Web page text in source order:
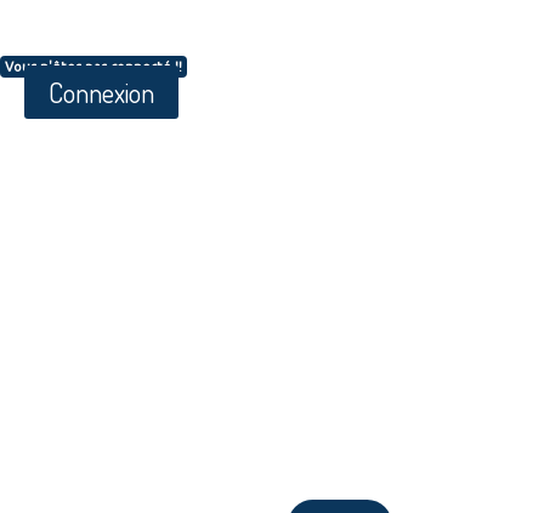
Vous n'êtes pas connecté !!
Connexion